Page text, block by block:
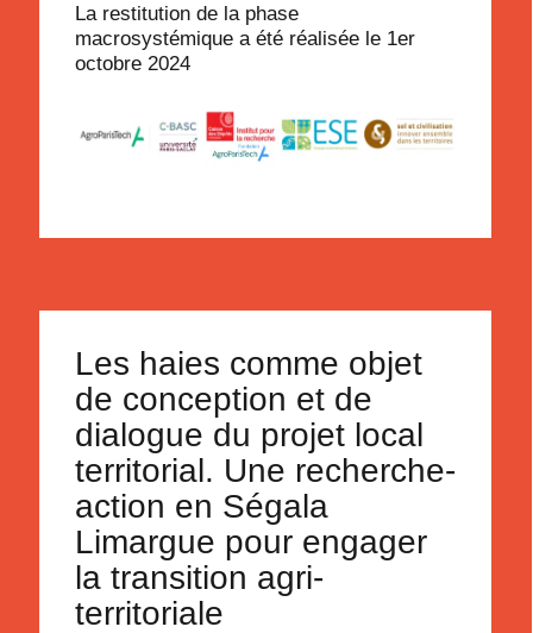
La restitution de la phase
macrosystémique a été réalisée le 1er
octobre 2024
Les haies comme objet
de conception et de
dialogue du projet local
territorial. Une recherche-
action en Ségala
Limargue pour engager
la transition agri-
territoriale